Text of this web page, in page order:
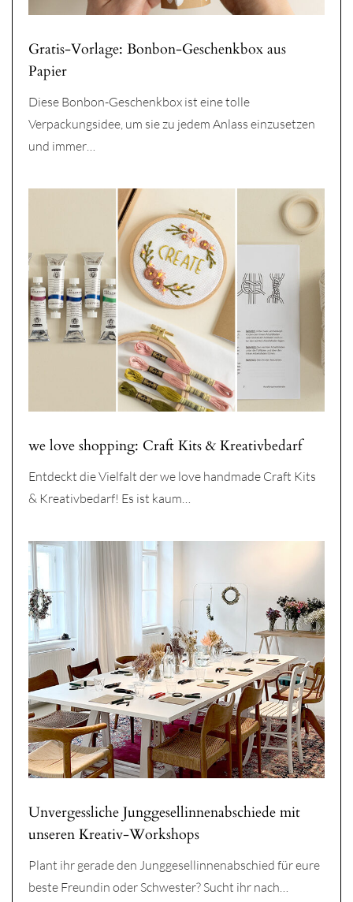
Gratis-Vorlage: Bonbon-Geschenkbox aus
Papier
Diese Bonbon-Geschenkbox ist eine tolle
Verpackungsidee, um sie zu jedem Anlass einzusetzen
und immer…
we love shopping: Craft Kits & Kreativbedarf
Entdeckt die Vielfalt der we love handmade Craft Kits
& Kreativbedarf! Es ist kaum…
Unvergessliche Junggesellinnenabschiede mit
unseren Kreativ-Workshops
Plant ihr gerade den Junggesellinnenabschied für eure
beste Freundin oder Schwester? Sucht ihr nach…